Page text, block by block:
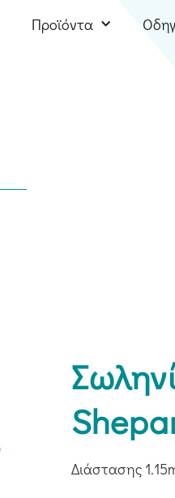
Προϊόντα
Διάστασης